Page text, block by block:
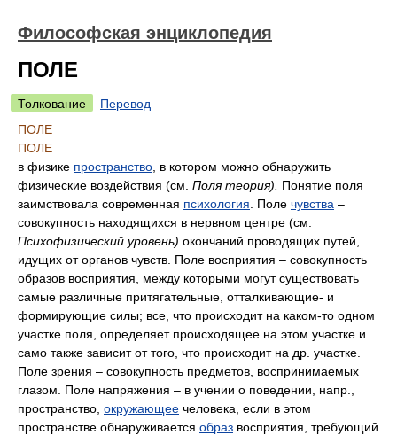
Философская энциклопедия
ПОЛЕ
Толкование
Перевод
ПОЛЕ
ПОЛЕ
в физике пространство , в котором можно обнаружить
физические воздействия (см. Поля теория).
Понятие поля
заимствовала современная психология . Поле чувства –
совокупность находящихся в нервном центре (см.
Психофизический уровень) окончаний проводящих путей,
идущих от органов чувств. Поле восприятия – совокупность
образов восприятия, между которыми могут существовать
самые различные притягательные, отталкивающие- и
формирующие силы; все, что происходит на каком-то одном
участке поля, определяет происходящее на этом участке и
само также зависит от того, что происходит на др. участке.
Поле зрения – совокупность предметов, воспринимаемых
глазом. Поле напряжения – в учении о поведении, напр.,
пространство, окружающее человека, если в этом
пространстве обнаруживается образ восприятия, требующий